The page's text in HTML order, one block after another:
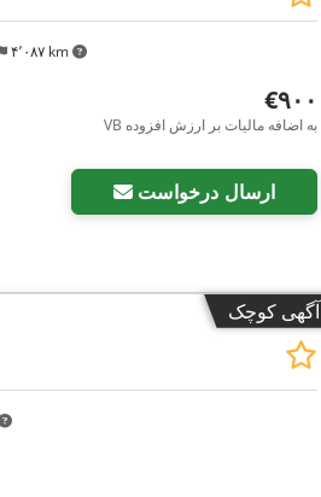
۴٬۰۸۷ km
‎€۹۰۰
VB به اضافه مالیات بر ارزش افزوده
ارسال درخواست
آگهی کوچک